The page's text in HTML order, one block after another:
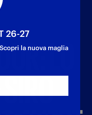
LO
SIRO
26-27
la nuova maglia